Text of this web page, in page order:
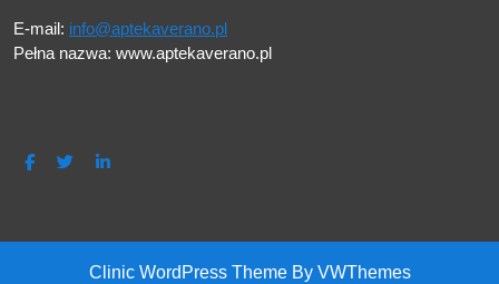
E-mail: info@aptekaverano.pl
Pełna nazwa: www.aptekaverano.pl
Facebook
TwitterLinkedin
Clinic WordPress ThemeBy VWThemes